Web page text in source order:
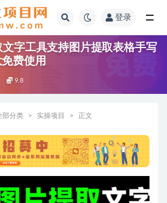
登录
文字工具支持图片提取表格手写
费使用
9.8
部分类 实操项目 正文